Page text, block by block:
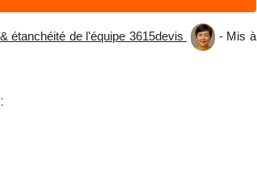
étanchéité de l'équipe 3615devis
- Mis à